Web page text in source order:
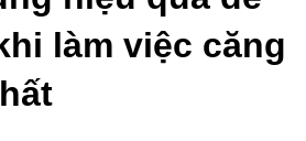
làm việc căng